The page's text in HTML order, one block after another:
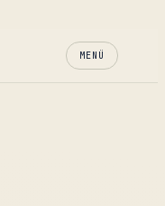
MENÜ